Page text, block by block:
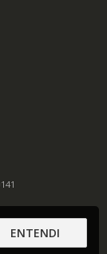
ENTENDI